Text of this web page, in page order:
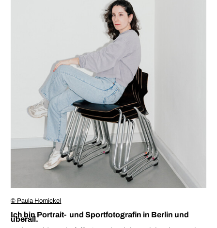
© Paula Hornickel
Ich bin Portrait- und Sportfotografin in Berlin und
überall.